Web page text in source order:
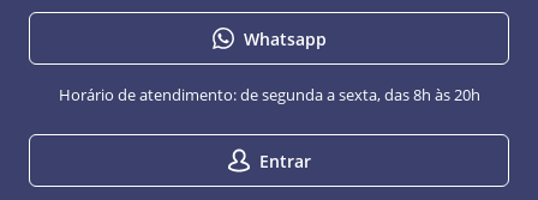
Whatsapp
Entrar
Horário de atendimento: de segunda a sexta, das 8h às 20h